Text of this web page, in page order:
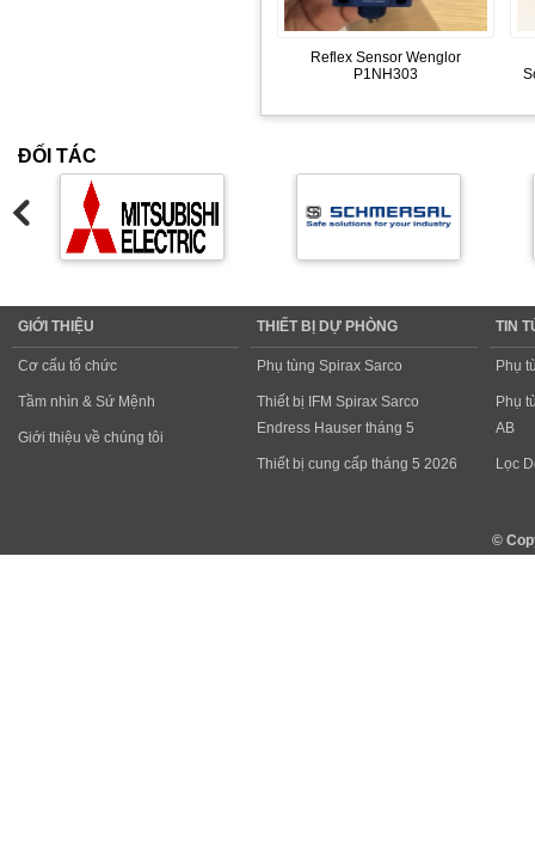
Reflex Sensor Wenglor
P1NH303
ĐỐI TÁC
GIỚI THIỆU
Cơ cấu tổ chức
Tầm nhìn & Sứ Mệnh
Giới thiệu về chúng tôi
THIẾT BỊ DỰ PHÒNG
Phụ tùng Spirax Sarco
Thiết bị IFM Spirax Sarco
Endress Hauser tháng 5
Thiết bị cung cấp tháng 5 2026
TIN
Phụ
Phụ
AB
Lọc
©